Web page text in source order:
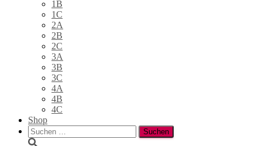
1B
1C
2A
2B
2C
3A
3B
3C
4A
4B
4C
Shop
Suchen
nach: